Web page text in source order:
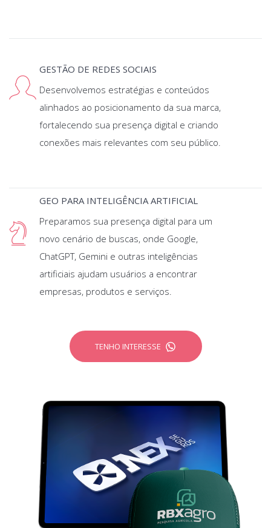
GESTÃO DE REDES SOCIAIS
Desenvolvemos estratégias e conteúdos
alinhados ao posicionamento da sua marca,
fortalecendo sua presença digital e criando
conexões mais relevantes com seu público.
GEO PARA INTELIGÊNCIA ARTIFICIAL
Preparamos sua presença digital para um
novo cenário de buscas, onde Google,
ChatGPT, Gemini e outras inteligências
artificiais ajudam usuários a encontrar
empresas, produtos e serviços.
TENHO INTERESSE